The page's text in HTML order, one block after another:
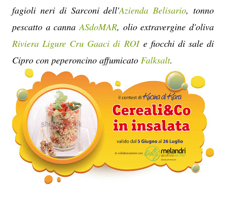
fagioli neri di Sarconi dell'Azienda Belisario, tonno
pescatto a cannaASdoMAR, olio extravergine d'oliva
Riviera Ligure Cru Gaaci di ROIe fiocchi di sale di
Cipro con peperoncino affumicato Falksalt.